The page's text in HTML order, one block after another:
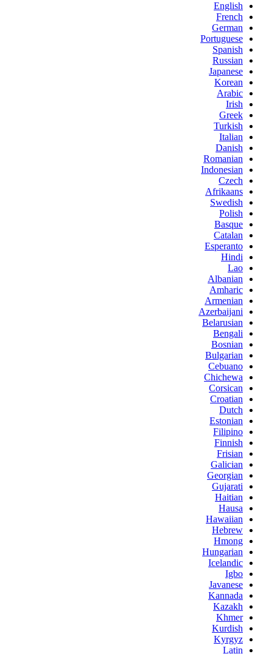
English
French
German
Portuguese
Spanish
Russian
Japanese
Korean
Arabic
Irish
Greek
Turkish
Italian
Danish
Romanian
Indonesian
Czech
Afrikaans
Swedish
Polish
Basque
Catalan
Esperanto
Hindi
Lao
Albanian
Amharic
Armenian
Azerbaijani
Belarusian
Bengali
Bosnian
Bulgarian
Cebuano
Chichewa
Corsican
Croatian
Dutch
Estonian
Filipino
Finnish
Frisian
Galician
Georgian
Gujarati
Haitian
Hausa
Hawaiian
Hebrew
Hmong
Hungarian
Icelandic
Igbo
Javanese
Kannada
Kazakh
Khmer
Kurdish
Kyrgyz
Latin